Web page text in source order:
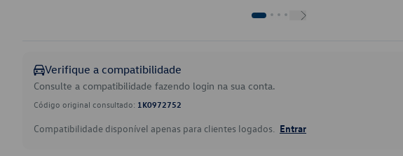
Verifique a compatibilidade
Consulte a compatibilidade fazendo login na sua conta.
Código original consultado: 1K0972752
Compatibilidade disponível apenas para clientes logados. Entrar